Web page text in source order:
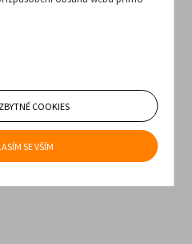
COOKIES
SE VŠÍM